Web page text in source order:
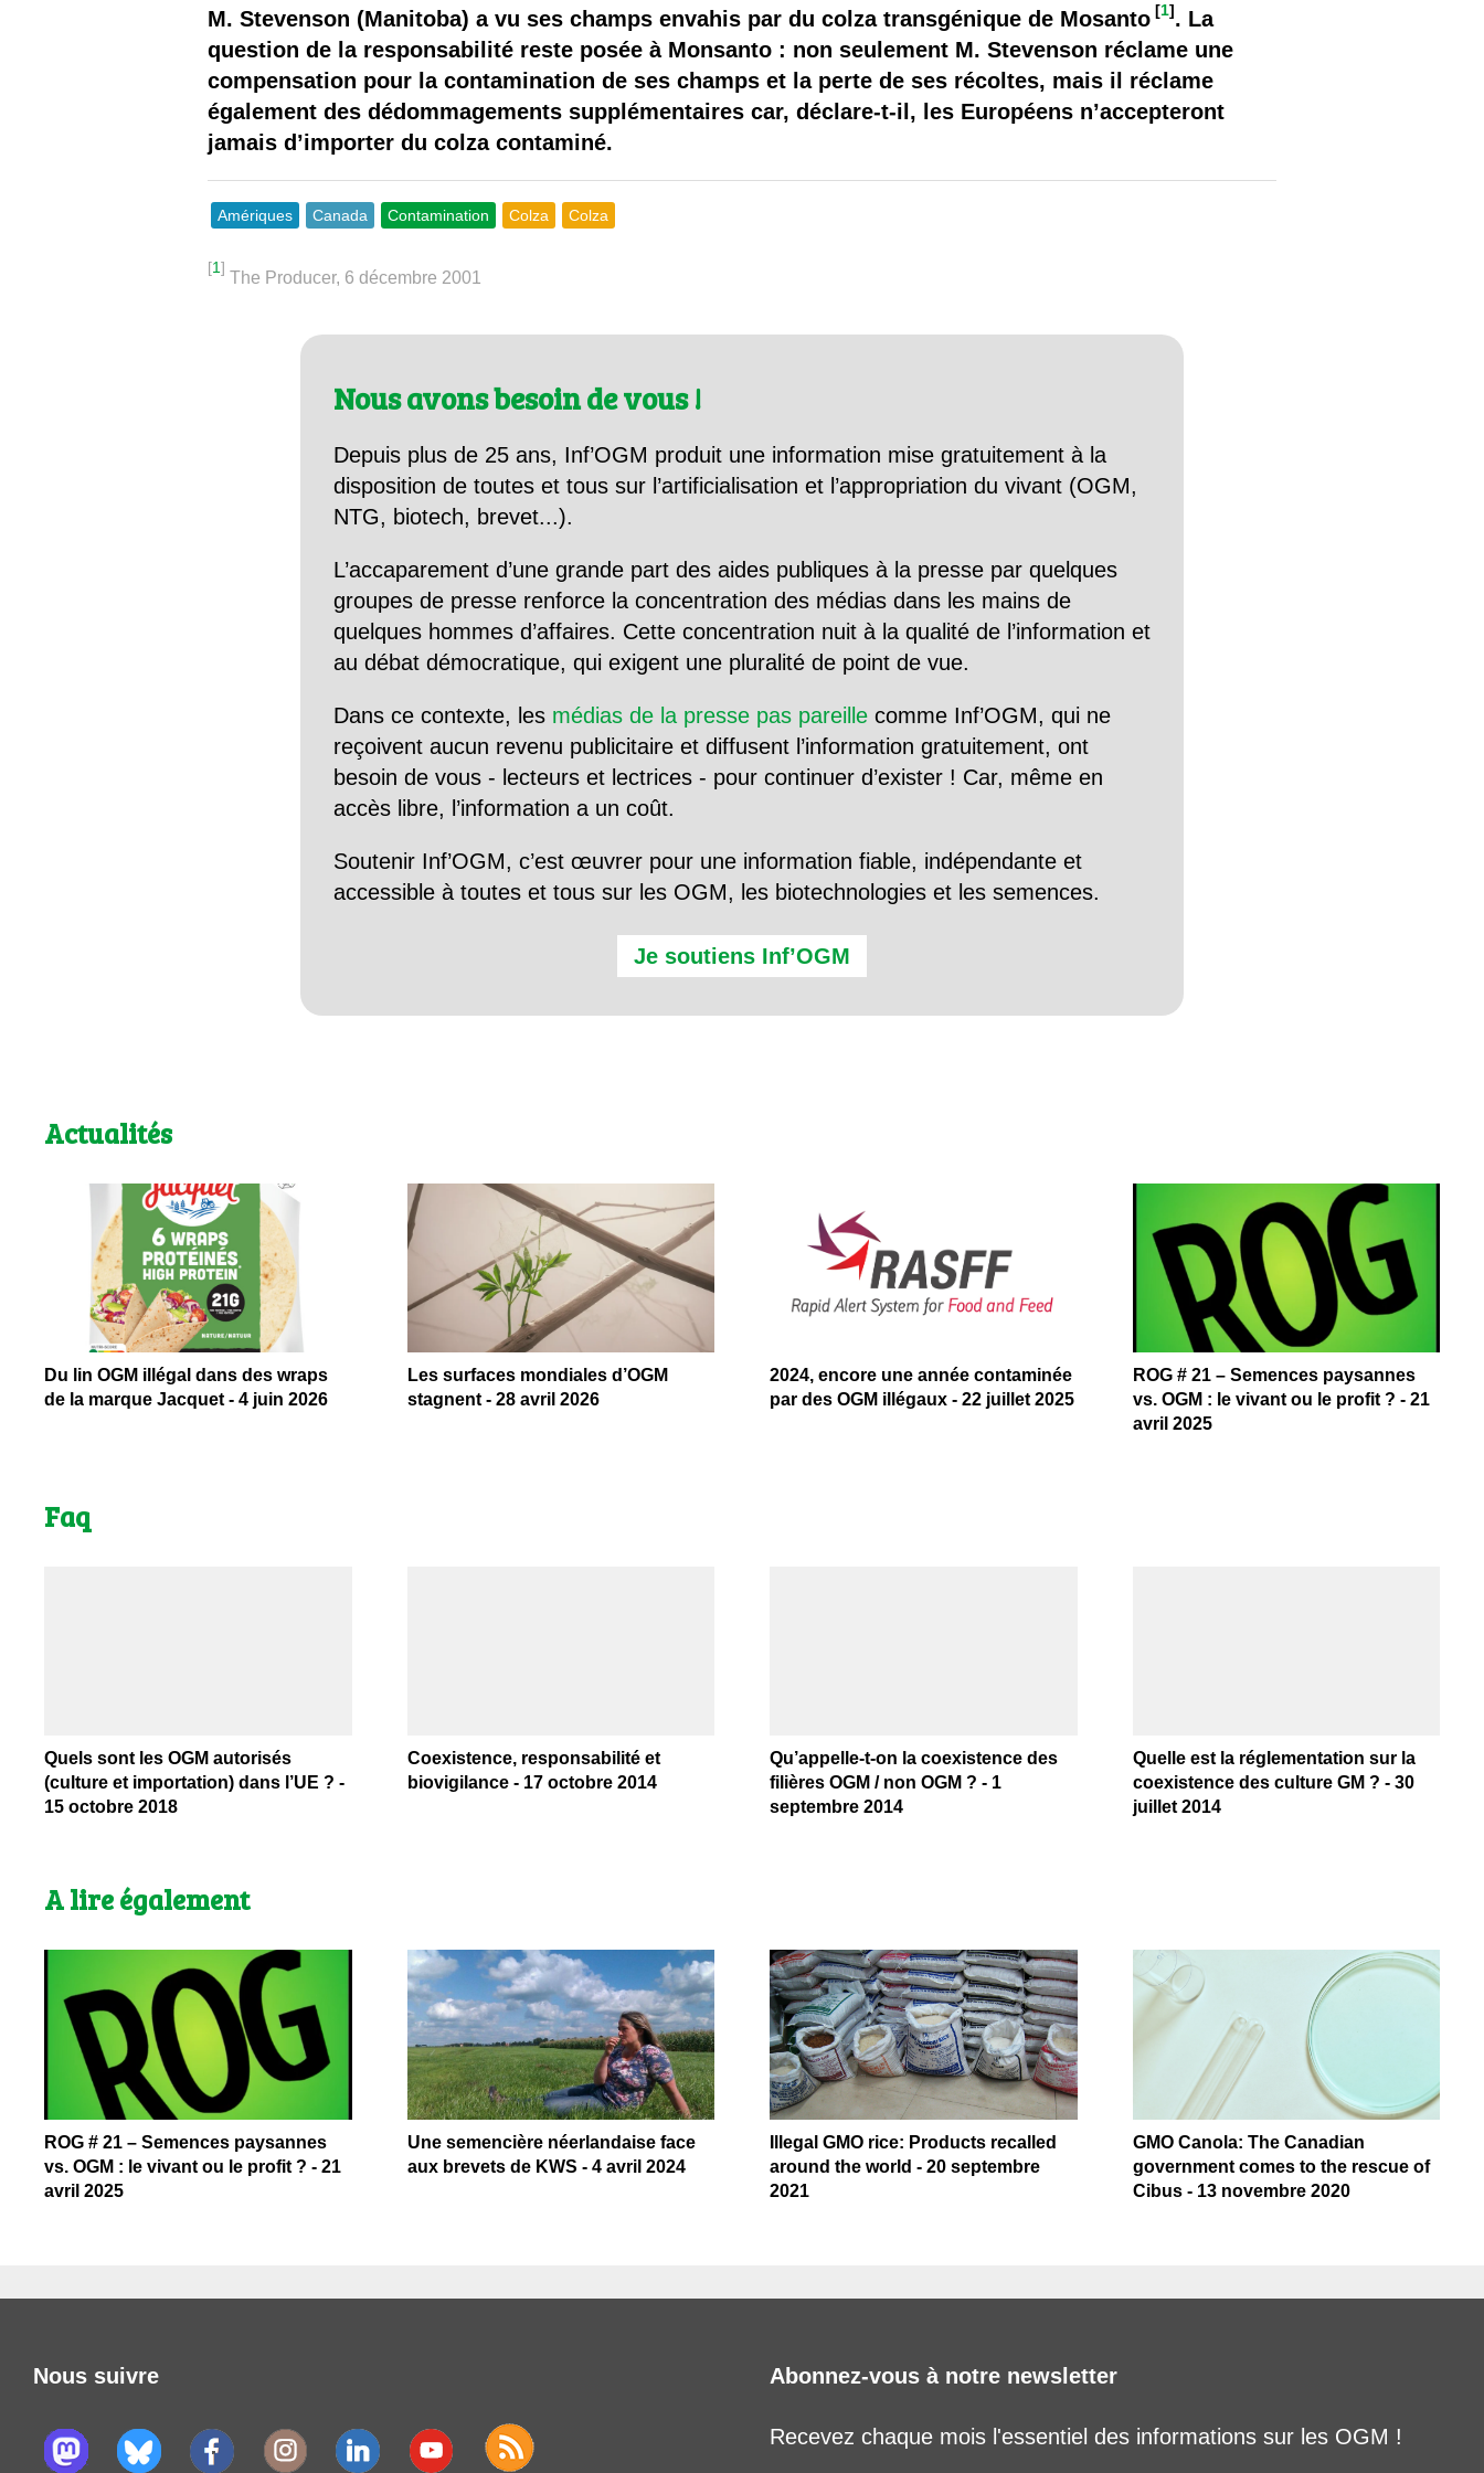
Il y a semence…. et semence
Quels sont les avantages et les inconvénients des OGM ?
M. Stevenson (Manitoba) a vu ses champs envahis par du colza transgénique de Mosanto [1]. La
question de la responsabilité reste posée à Monsanto : non seulement M. Stevenson réclame une
compensation pour la contamination de ses champs et la perte de ses récoltes, mais il réclame
également des dédommagements supplémentaires car, déclare-t-il, les Européens n’accepteront
jamais d’importer du colza contaminé.
Amériques Canada Contamination Colza Colza
[1]
The Producer, 6 décembre 2001
Nous avons besoin de vous !
Depuis plus de 25 ans, Inf’OGM produit une information mise gratuitement à la
disposition de toutes et tous sur l’artificialisation et l’appropriation du vivant (OGM,
NTG, biotech, brevet...).
L’accaparement d’une grande part des aides publiques à la presse par quelques
groupes de presse renforce la concentration des médias dans les mains de
quelques hommes d’affaires. Cette concentration nuit à la qualité de l’information et
au débat démocratique, qui exigent une pluralité de point de vue.
Dans ce contexte, les médias de la presse pas pareille comme Inf’OGM, qui ne
reçoivent aucun revenu publicitaire et diffusent l’information gratuitement, ont
besoin de vous - lecteurs et lectrices - pour continuer d’exister ! Car, même en
accès libre, l’information a un coût.
Soutenir Inf’OGM, c’est œuvrer pour une information fiable, indépendante et
accessible à toutes et tous sur les OGM, les biotechnologies et les semences.
Je soutiens Inf’OGM
Actualités
Du lin OGM illégal dans des wraps
de la marque Jacquet - 4 juin 2026
Les surfaces mondiales d’OGM
stagnent - 28 avril 2026
2024, encore une année contaminée
par des OGM illégaux - 22 juillet 2025
ROG # 21 – Semences paysannes
vs. OGM : le vivant ou le profit ? - 21
avril 2025
Faq
Quels sont les OGM autorisés
(culture et importation) dans l’UE ? -
15 octobre 2018
Coexistence, responsabilité et
biovigilance - 17 octobre 2014
Qu’appelle-t-on la coexistence des
filières OGM / non OGM ? - 1
septembre 2014
Quelle est la réglementation sur la
coexistence des culture GM ? - 30
juillet 2014
A lire également
ROG # 21 – Semences paysannes
vs. OGM : le vivant ou le profit ? - 21
avril 2025
Une semencière néerlandaise face
aux brevets de KWS - 4 avril 2024
Illegal GMO rice: Products recalled
around the world - 20 septembre
2021
GMO Canola: The Canadian
government comes to the rescue of
Cibus - 13 novembre 2020
Nous suivre Abonnez-vous à notre newsletter
Recevez chaque mois l'essentiel des informations sur les OGM !